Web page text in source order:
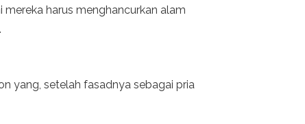
harus menghancurkan alam
yang, setelah fasadnya sebagai pria